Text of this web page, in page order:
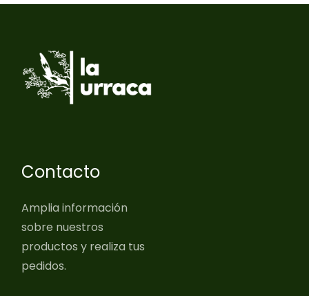
Contacto
Amplia información
sobre nuestros
productos y realiza tus
pedidos.